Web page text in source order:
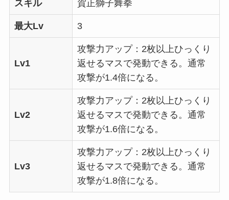
スキル 賀正獅子舞拳
最大Lv 3
Lv1
攻撃力アップ：2枚以上ひっくり
返せるマスで発動できる。通常
攻撃が1.4倍になる。
Lv2
攻撃力アップ：2枚以上ひっくり
返せるマスで発動できる。通常
攻撃が1.6倍になる。
Lv3
攻撃力アップ：2枚以上ひっくり
返せるマスで発動できる。通常
攻撃が1.8倍になる。